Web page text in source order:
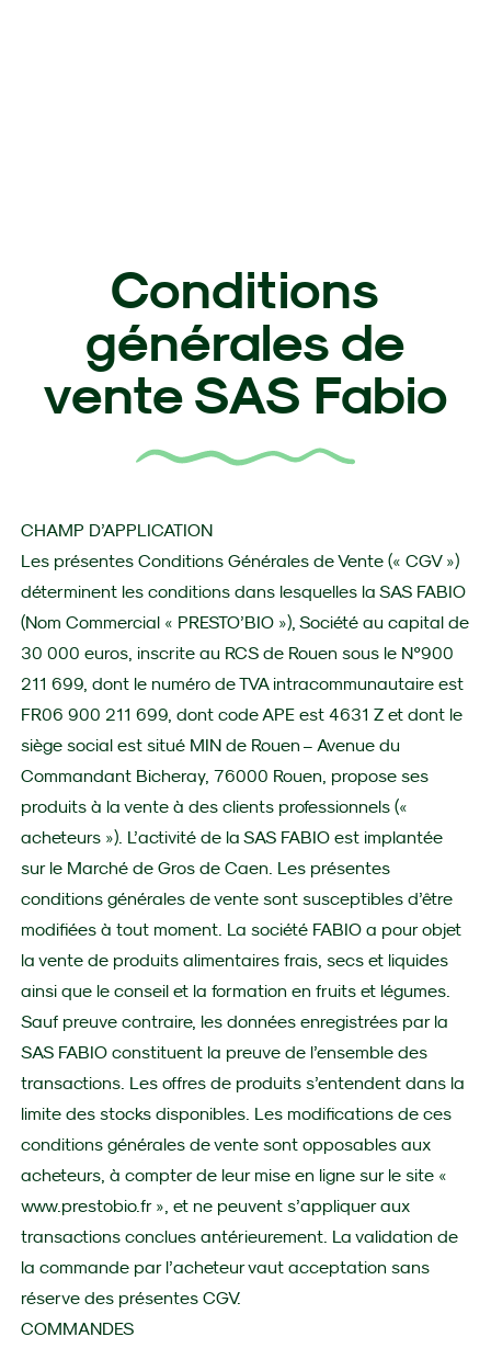
Conditions
générales de
vente SAS Fabio
CHAMP D’APPLICATION
Les présentes Conditions Générales de Vente (« CGV »)
déterminent les conditions dans lesquelles la SAS FABIO
(Nom Commercial « PRESTO’BIO »), Société au capital de
30 000 euros, inscrite au RCS de Rouen sous le N°900
211 699, dont le numéro de TVA intracommunautaire est
FR06 900 211 699, dont code APE est 4631 Z et dont le
siège social est situé MIN de Rouen – Avenue du
Commandant Bicheray, 76000 Rouen, propose ses
produits à la vente à des clients professionnels («
acheteurs »). L’activité de la SAS FABIO est implantée
sur le Marché de Gros de Caen. Les présentes
conditions générales de vente sont susceptibles d’être
modifiées à tout moment. La société FABIO a pour objet
la vente de produits alimentaires frais, secs et liquides
ainsi que le conseil et la formation en fruits et légumes.
Sauf preuve contraire, les données enregistrées par la
SAS FABIO constituent la preuve de l’ensemble des
transactions. Les offres de produits s’entendent dans la
limite des stocks disponibles. Les modifications de ces
conditions générales de vente sont opposables aux
acheteurs, à compter de leur mise en ligne sur le site «
www.prestobio.fr», et ne peuvent s’appliquer aux
transactions conclues antérieurement. La validation de
la commande par l’acheteur vaut acceptation sans
réserve des présentes CGV.
COMMANDES